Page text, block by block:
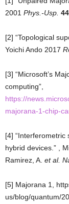
2001 Phys.-Usp. 44
[2] “Topological
Yoichi Ando 2017
[3] “Microsoft’s
computing”,
https://
majorana-1-chip-
[4]
hybrid devices.” ,
Ramirez, A. et al.
[5] Majorana 1,
us/blog/quantum/